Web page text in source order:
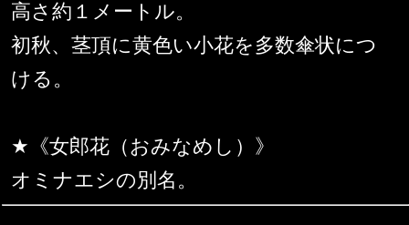
高さ約１メートル。
初秋、茎頂に黄色い小花を多数傘状につ
ける。
★《女郎花（おみなめし）》
オミナエシの別名。